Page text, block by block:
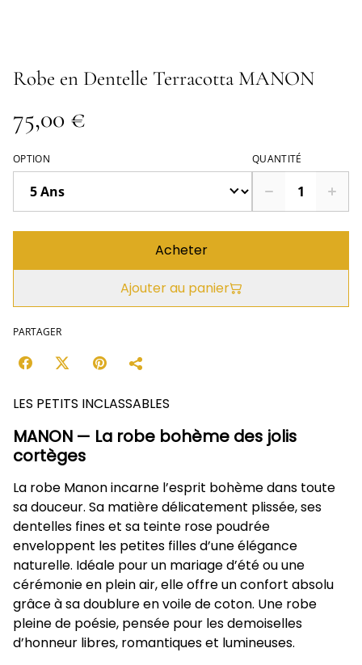
Robe en Dentelle Terracotta MANON
75,00 €
OPTION QUANTITÉ
Acheter
Ajouter au panier
PARTAGER
LES PETITS INCLASSABLES
MANON — La robe bohème des jolis
cortèges
La robe Manon incarne l’esprit bohème dans toute
sa douceur. Sa matière délicatement plissée, ses
dentelles fines et sa teinte rose poudrée
enveloppent les petites filles d’une élégance
naturelle. Idéale pour un mariage d’été ou une
cérémonie en plein air, elle offre un confort absolu
grâce à sa doublure en voile de coton. Une robe
pleine de poésie, pensée pour les demoiselles
d’honneur libres, romantiques et lumineuses.